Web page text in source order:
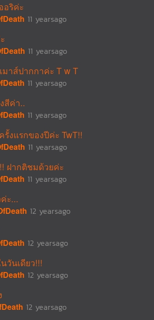
อริค่ะ
11 yearsago
11 yearsago
มาส์ปากกาค่ะ T w T
11 yearsago
สีค่า..
11 yearsago
รั้งแรกของปีค่ะ TwT!!
11 yearsago
ฝากติชมด้วยค่ะ
11 yearsago
ะ...
12 yearsago
12 yearsago
วันเดียว!!!
12 yearsago
12 yearsago